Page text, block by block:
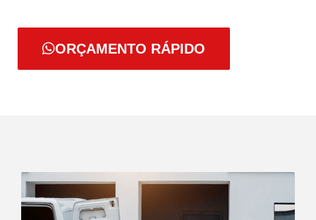
ORÇAMENTO RÁPIDO